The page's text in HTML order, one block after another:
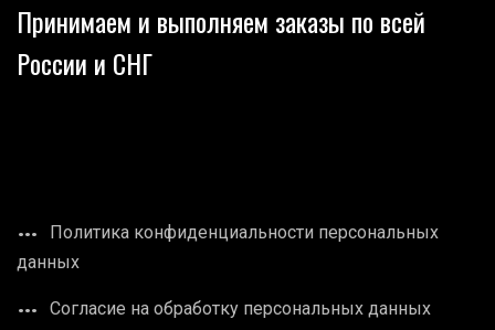
Принимаем и выполняем заказы по всей
России и СНГ
Политика конфиденциальности персональных
данных
Согласие на обработку персональных данных